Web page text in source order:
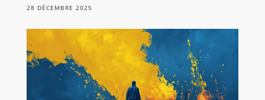
28 DÉCEMBRE 2025